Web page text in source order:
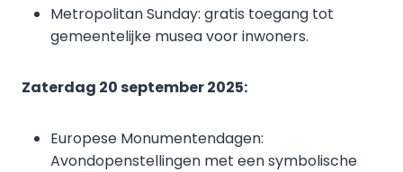
Metropolitan Sunday: gratis toegang tot
gemeentelijke musea voor inwoners.
Zaterdag 20 september 2025:
Europese Monumentendagen:
Avondopenstellingen met een symbolische